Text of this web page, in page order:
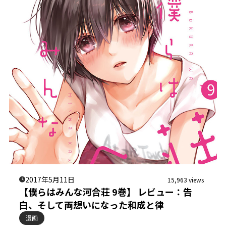
2017年5月11日 15,963 views
【僕らはみんな河合荘 9巻】 レビュー：告
白、そして両想いになった和成と律
漫画